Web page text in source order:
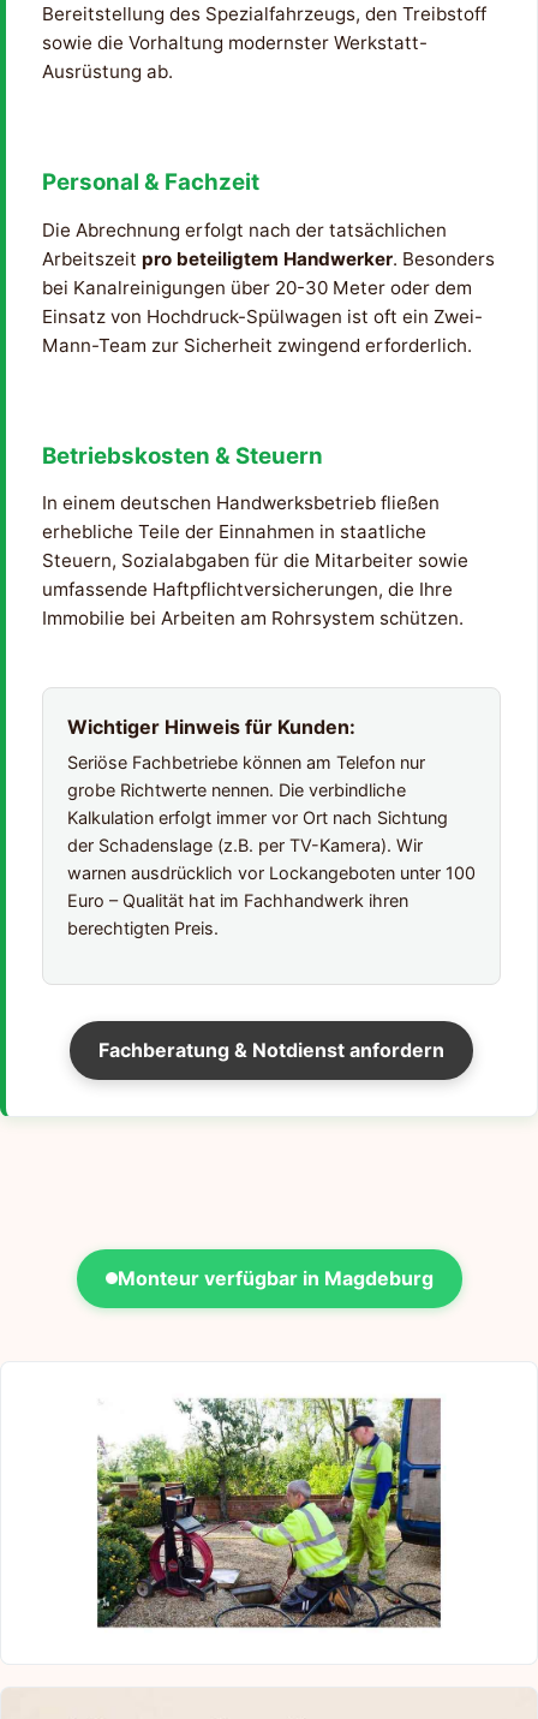
Bereitstellung des Spezialfahrzeugs, den Treibstoff
sowie die Vorhaltung modernster Werkstatt-
Ausrüstung ab.
Personal & Fachzeit
Die Abrechnung erfolgt nach der tatsächlichen
Arbeitszeit pro beteiligtem Handwerker. Besonders
bei Kanalreinigungen über 20-30 Meter oder dem
Einsatz von Hochdruck-Spülwagen ist oft ein Zwei-
Mann-Team zur Sicherheit zwingend erforderlich.
Betriebskosten & Steuern
In einem deutschen Handwerksbetrieb fließen
erhebliche Teile der Einnahmen in staatliche
Steuern, Sozialabgaben für die Mitarbeiter sowie
umfassende Haftpflichtversicherungen, die Ihre
Immobilie bei Arbeiten am Rohrsystem schützen.
Wichtiger Hinweis für Kunden:
Seriöse Fachbetriebe können am Telefon nur
grobe Richtwerte nennen. Die verbindliche
Kalkulation erfolgt immer vor Ort nach Sichtung
der Schadenslage (z.B. per TV-Kamera). Wir
warnen ausdrücklich vor Lockangeboten unter 100
Euro – Qualität hat im Fachhandwerk ihren
berechtigten Preis.
Fachberatung & Notdienst anfordern
Monteur verfügbar in Magdeburg